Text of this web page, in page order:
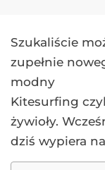
Szukaliście
zupełnie
modny
Kitesurfing
żywioły.
dziś wypiera